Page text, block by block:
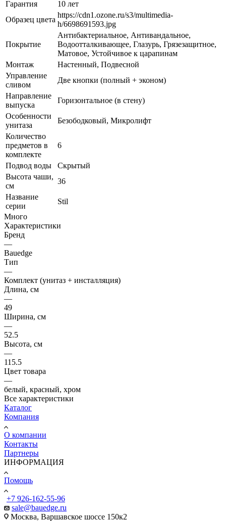
Гарантия
10 лет
Образец цвета
https://cdn1.ozone.ru/s3/multimedia-
h/6698691593.jpg
Покрытие
Антибактериальное, Антивандальное,
Водоотталкивающее, Глазурь, Грязезащитное,
Матовое, Устойчивое к царапинам
Монтаж
Настенный, Подвесной
Управление
сливом
Две кнопки (полный + эконом)
Направление
выпуска
Горизонтальное (в стену)
Особенности
унитаза
Безободковый, Микролифт
Количество
предметов в
комплекте
6
Подвод воды
Скрытый
Высота чаши,
см
36
Название
серии
Stil
Много
Характеристики
Бренд
—
Bauedge
Тип
—
Комплект (унитаз + инсталляция)
Длина, см
—
49
Ширина, см
—
52.5
Высота, см
—
115.5
Цвет товара
—
белый, красный, хром
Все характеристики
Каталог
Компания
О компании
Контакты
Партнеры
ИНФОРМАЦИЯ
Помощь
+7 926-162-55-96
sale@bauedge.ru
Москва, Варшавское шоссе 150к2